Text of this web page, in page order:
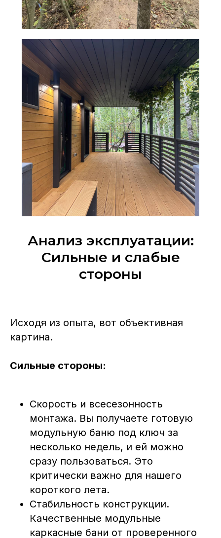
Анализ эксплуатации:
Сильные и слабые
стороны
Исходя из опыта, вот объективная
картина.
Сильные стороны:
Скорость и всесезонность
монтажа. Вы получаете готовую
модульную баню под ключ за
несколько недель, и ей можно
сразу пользоваться. Это
критически важно для нашего
короткого лета.
Стабильность конструкции.
Качественные модульные
каркасные бани от проверенного